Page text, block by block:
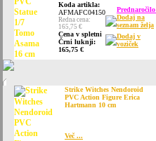
Koda artikla:
AFMAFC04150
Redna cena:
165,75 €
Cena v spletni
Črni luknji:
165,75 €
Dodaj na
seznam želja
Dodaj v
voziček
Strike Witches Nendoroid
PVC Action Figure Erica
Hartmann 10 cm
Več ...